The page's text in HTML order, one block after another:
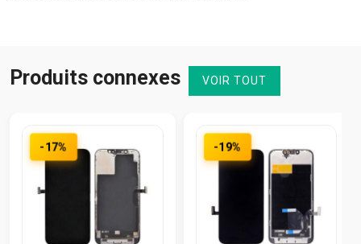
Produits connexes VOIR TOUT
-17% -19%